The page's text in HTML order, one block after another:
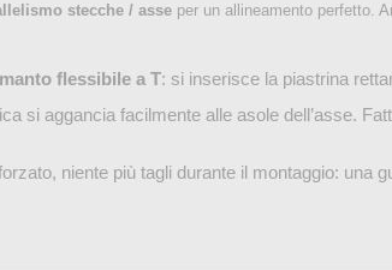
stecche / asse per un allineamento perfetto.
flessibile a T: si inserisce la piastrina
si aggancia facilmente alle asole dell’asse.
niente più tagli durante il montaggio: una